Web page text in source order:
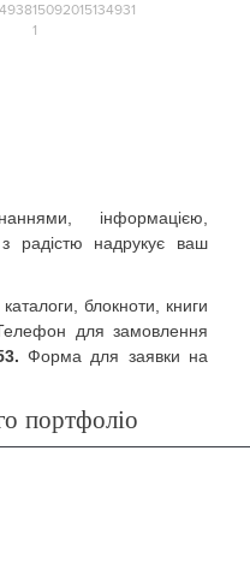
інформацією,
радістю надрукує ваш
блокноти, книги
для замовлення
Форма для заявки на
портфоліо